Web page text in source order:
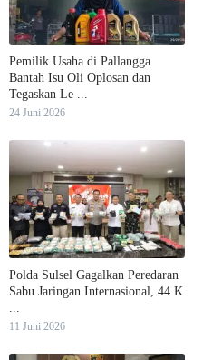
Pemilik Usaha di Pallangga
Bantah Isu Oli Oplosan dan
Tegaskan Le ...
24 Juni 2026
Polda Sulsel Gagalkan Peredaran
Sabu Jaringan Internasional, 44 K
11 Juni 2026